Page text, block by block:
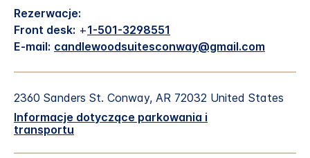
Rezerwacje:
Front desk: +1-501-3298551
E-mail: candlewoodsuitesconway@gmail.com
2360 Sanders St. Conway, AR 72032 United States
Informacje dotyczące parkowania i
transportu